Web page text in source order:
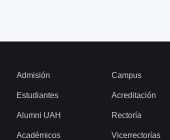
Admisión
Estudiantes
Alumni UAH
Académicos
Campus
Acreditación
Rectoría
Vicerrectorías